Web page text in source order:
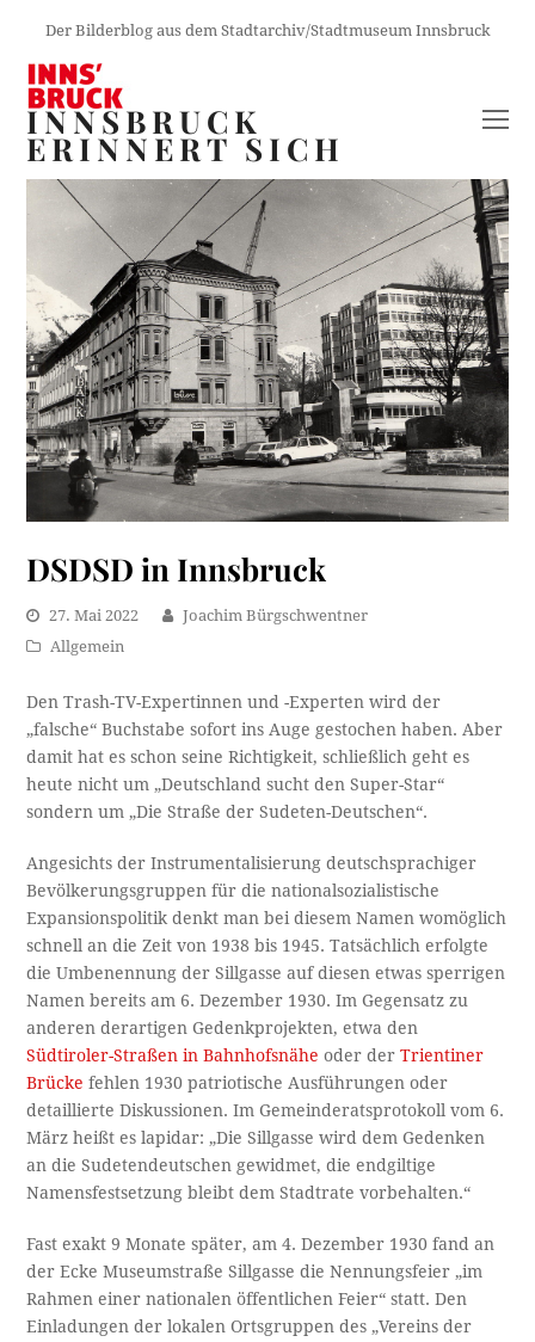
Der Bilderblog aus dem Stadtarchiv/Stadtmuseum Innsbruck
INNSBRUCK
ERINNERT SICH
DSDSD in Innsbruck
27. Mai 2022
Joachim Bürgschwentner
Allgemein
Den Trash-TV-Expertinnen und -Experten wird der
„falsche“ Buchstabe sofort ins Auge gestochen haben. Aber
damit hat es schon seine Richtigkeit, schließlich geht es
heute nicht um „Deutschland sucht den Super-Star“
sondern um „Die Straße der Sudeten-Deutschen“.
Angesichts der Instrumentalisierung deutschsprachiger
Bevölkerungsgruppen für die nationalsozialistische
Expansionspolitik denkt man bei diesem Namen womöglich
schnell an die Zeit von 1938 bis 1945. Tatsächlich erfolgte
die Umbenennung der Sillgasse auf diesen etwas sperrigen
Namen bereits am 6. Dezember 1930. Im Gegensatz zu
anderen derartigen Gedenkprojekten, etwa den
Südtiroler-Straßen in Bahnhofsnähe oder derTrientiner
Brücke fehlen 1930 patriotische Ausführungen oder
detaillierte Diskussionen. Im Gemeinderatsprotokoll vom 6.
März heißt es lapidar: „Die Sillgasse wird dem Gedenken
an die Sudetendeutschen gewidmet, die endgiltige
Namensfestsetzung bleibt dem Stadtrate vorbehalten.“
Fast exakt 9 Monate später, am 4. Dezember 1930 fand an
der Ecke Museumstraße Sillgasse die Nennungsfeier „im
Rahmen einer nationalen öffentlichen Feier“ statt. Den
Einladungen der lokalen Ortsgruppen des „Vereins der